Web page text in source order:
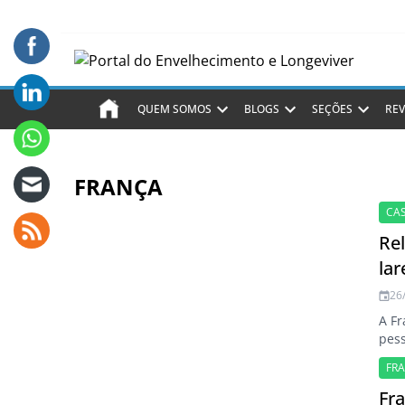
QUEM SOMOS BLOGS SEÇÕES
FRANÇA
A